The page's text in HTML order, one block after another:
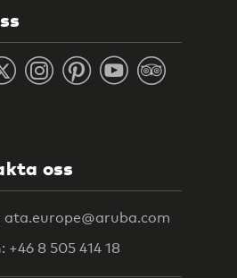
oss
ata.europe@aruba.com
+46 8 505 414 18